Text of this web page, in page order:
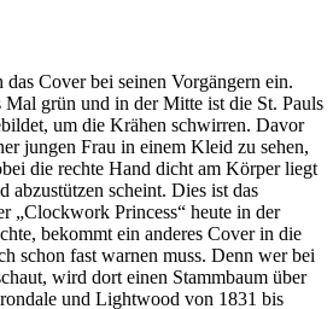
Cover bei seinen Vorgängern ein.
grün und in der Mitte ist die St. Pauls
um die Krähen schwirren. Davor
jungen Frau in einem Kleid zu sehen,
die rechte Hand dicht am Körper liegt
abzustützen scheint. Dies ist das
„Clockwork Princess“ heute in der
bekommt ein anderes Cover in die
schon fast warnen muss. Denn wer bei
wird dort einen Stammbaum über
und Lightwood von 1831 bis